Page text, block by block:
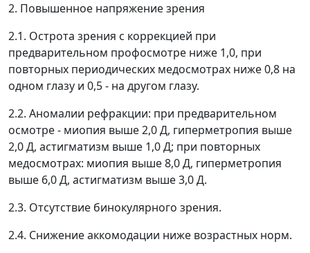
2. Повышенное напряжение зрения
2.1. Острота зрения с коррекцией при
предварительном профосмотре ниже 1,0, при
повторных периодических медосмотрах ниже 0,8 на
одном глазу и 0,5 - на другом глазу.
2.2. Аномалии рефракции: при предварительном
осмотре - миопия выше 2,0 Д, гиперметропия выше
2,0 Д, астигматизм выше 1,0 Д; при повторных
медосмотрах: миопия выше 8,0 Д, гиперметропия
выше 6,0 Д, астигматизм выше 3,0 Д.
2.3. Отсутствие бинокулярного зрения.
2.4. Снижение аккомодации ниже возрастных норм.